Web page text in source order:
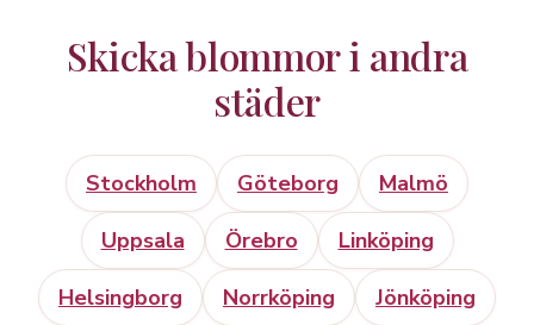
Skicka blommor i andra
städer
Stockholm Göteborg
Malmö
Uppsala
Örebro
Linköping
Helsingborg
Norrköping Jönköping